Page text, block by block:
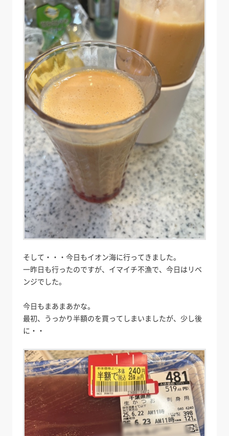
そして・・・今日もイオン海に行ってきました。
一昨日も行ったのですが、イマイチ不漁で、今日はリベ
ンジでした。
今日もまあまあかな。
最初、うっかり半額のを買ってしまいましたが、少し後
に・・